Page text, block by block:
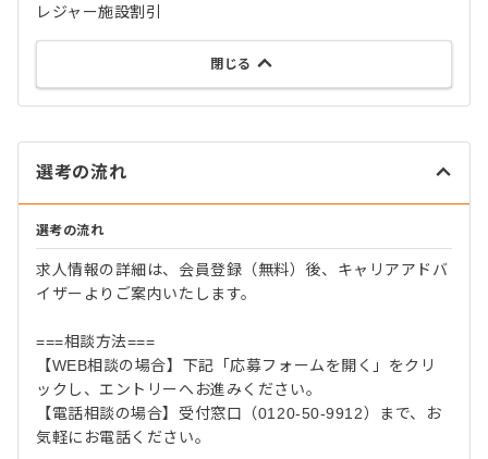
レジャー施設割引
閉じる
選考の流れ
選考の流れ
求人情報の詳細は、会員登録（無料）後、キャリアアドバ
イザーよりご案内いたします。
===相談方法===
【WEB相談の場合】下記「応募フォームを開く」をクリ
ックし、エントリーへお進みください。
【電話相談の場合】受付窓口（0120-50-9912）まで、お
気軽にお電話ください。